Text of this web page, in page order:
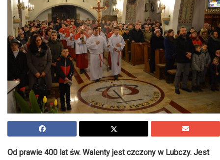
Od prawie 400 lat św. Walenty jest czczony w Lubczy. Jest